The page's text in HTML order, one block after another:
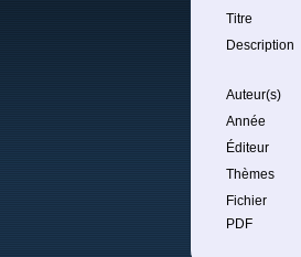
Titre
Description
Auteur(s)
Année
Éditeur
Thèmes
Fichier
PDF